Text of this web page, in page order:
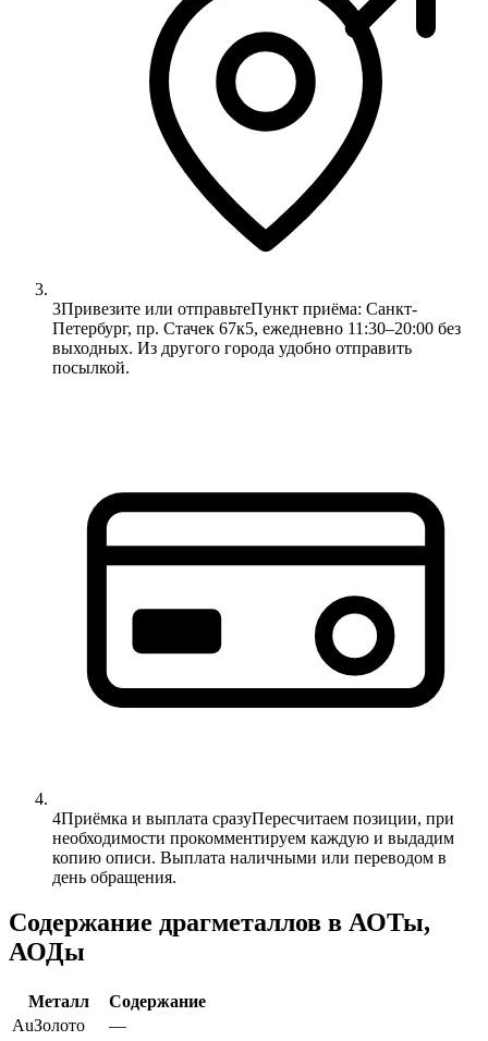
3Привезите или отправьтеПункт приёма: Санкт-
Петербург, пр. Стачек 67к5, ежедневно 11:30–20:00 без
выходных. Из другого города удобно отправить
посылкой.
4Приёмка и выплата сразуПересчитаем позиции, при
необходимости прокомментируем каждую и выдадим
копию описи. Выплата наличными или переводом в
день обращения.
Содержание драгметаллов в АОТы,
АОДы
Металл
Содержание
AuЗолото
—